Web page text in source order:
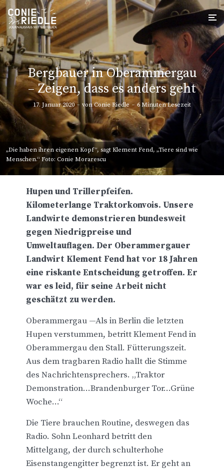
„Die haben ihren eigenen Kopf“, sagt Klement Fend, „Tiere sind wie
Menschen.“ Foto: Conie Morarescu
Bergbauer in Oberammergau
– Zeigen, dass es anders geht
17. Januar 2020 vonConie Riedle 6 Minuten Lesezeit
Hupen und Trillerpfeifen.
Kilometerlange Traktorkonvois. Unsere
Landwirte demonstrieren bundesweit
gegen Niedrigpreise und
Umweltauflagen. Der Oberammergauer
Landwirt Klement Fend hat vor 18 Jahren
eine riskante Entscheidung getroffen. Er
war es leid, für seine Arbeit nicht
geschätzt zu werden.
Oberammergau —Als in Berlin die letzten
Hupen verstummen, betritt Klement Fend in
Oberammergau den Stall. Fütterungszeit.
Aus dem tragbaren Radio hallt die Stimme
des Nachrichtensprechers. „Traktor
Demonstration…Brandenburger Tor…Grüne
Woche…“
Die Tiere brauchen Routine, deswegen das
Radio. Sohn Leonhard betritt den
Mittelgang, der durch schulterhohe
Eisenstangengitter begrenzt ist. Er geht an